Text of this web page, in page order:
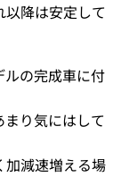
降は安定して
の完成車に付
り気にはして
加減速増える場